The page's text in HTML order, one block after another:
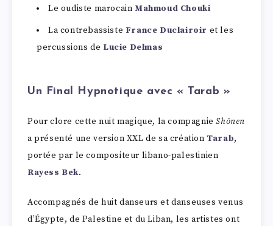
Le oudiste marocain Mahmoud Chouki
La contrebassiste France Duclairoir et les
percussions de Lucie Delmas
Un Final Hypnotique avec « Tarab »
Pour clore cette nuit magique, la compagnieShōnen
a présenté une version XXL de sa création Tarab,
portée par le compositeur libano-palestinien
Rayess Bek.
Accompagnés de huit danseurs et danseuses venus
d’Égypte, de Palestine et du Liban, les artistes ont